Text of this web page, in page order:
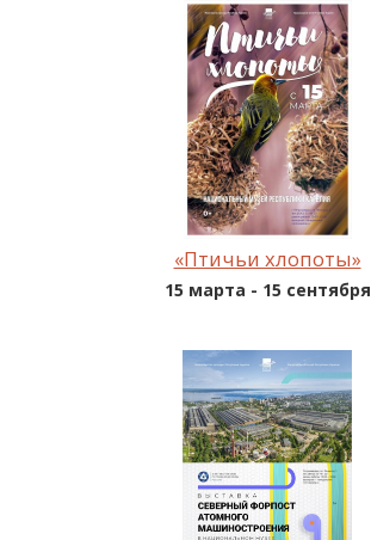
«Птичьи хлопоты»
15 марта - 15 сентября